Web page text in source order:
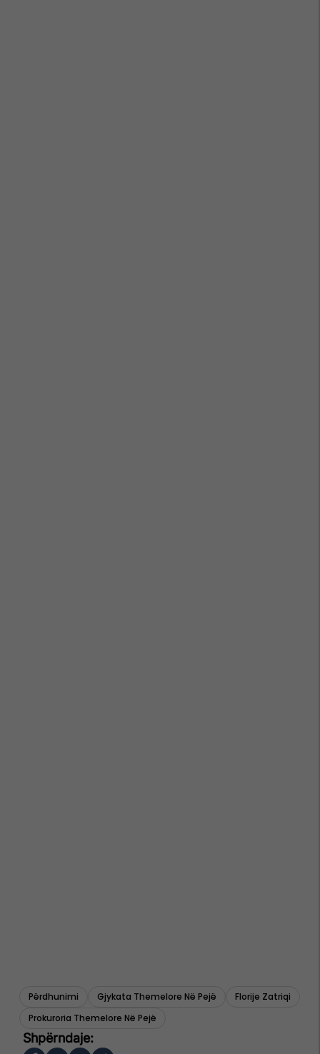
Përdhunimi Gjykata Themelore Në Pejë
Florije Zatriqi
Prokuroria Themelore Në Pejë